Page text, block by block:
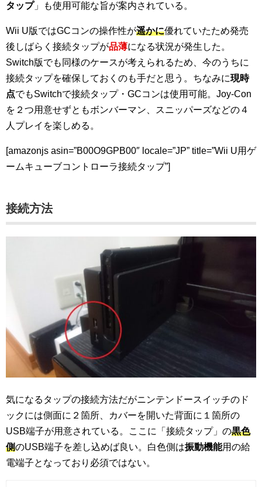
タップ」も使用可能な旨が案内されている。
Wii U版ではGCコンの操作性が遥かに優れていたため発売
後しばらく接続タップが品薄になる状況が発生した。
Switch版でも同様のケースが考えられるため、今のうちに
接続タップを確保しておくのも手だと思う。ちなみに現時
点でもSwitchで接続タップ・GCコンは使用可能。Joy-Con
を２つ用意せずともボンバーマン、スニッパーズなどの４
人プレイを楽しめる。
[amazonjs asin=”B00O9GPB00″ locale=”JP” title=”Wii U用ゲ
ームキューブコントローラ接続タップ”]
接続方法
気になるタップの接続方法だがニンテンドースイッチのド
ックには側面に２箇所、カバーを開いた背面に１箇所の
USB端子が用意されている。ここに「接続タップ」の黒色
側のUSB端子を差し込めば良い。白色側は振動機能用の給
電端子となっており必須ではない。